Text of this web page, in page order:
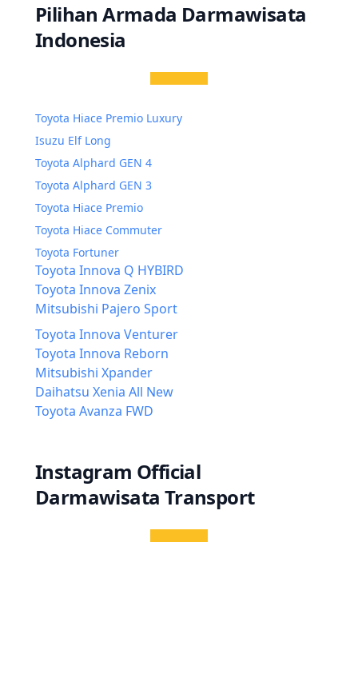
Pilihan Armada Darmawisata
Indonesia
Toyota Hiace Premio Luxury
Isuzu Elf Long
Toyota Alphard GEN 4
Toyota Alphard GEN 3
Toyota Hiace Premio
Toyota Hiace Commuter
Toyota Fortuner
Toyota Innova Q HYBIRD
Toyota Innova Zenix
Mitsubishi Pajero Sport
Toyota Innova Venturer
Toyota Innova Reborn
Mitsubishi Xpander
Daihatsu Xenia All New
Toyota Avanza FWD
Instagram Official
Darmawisata Transport